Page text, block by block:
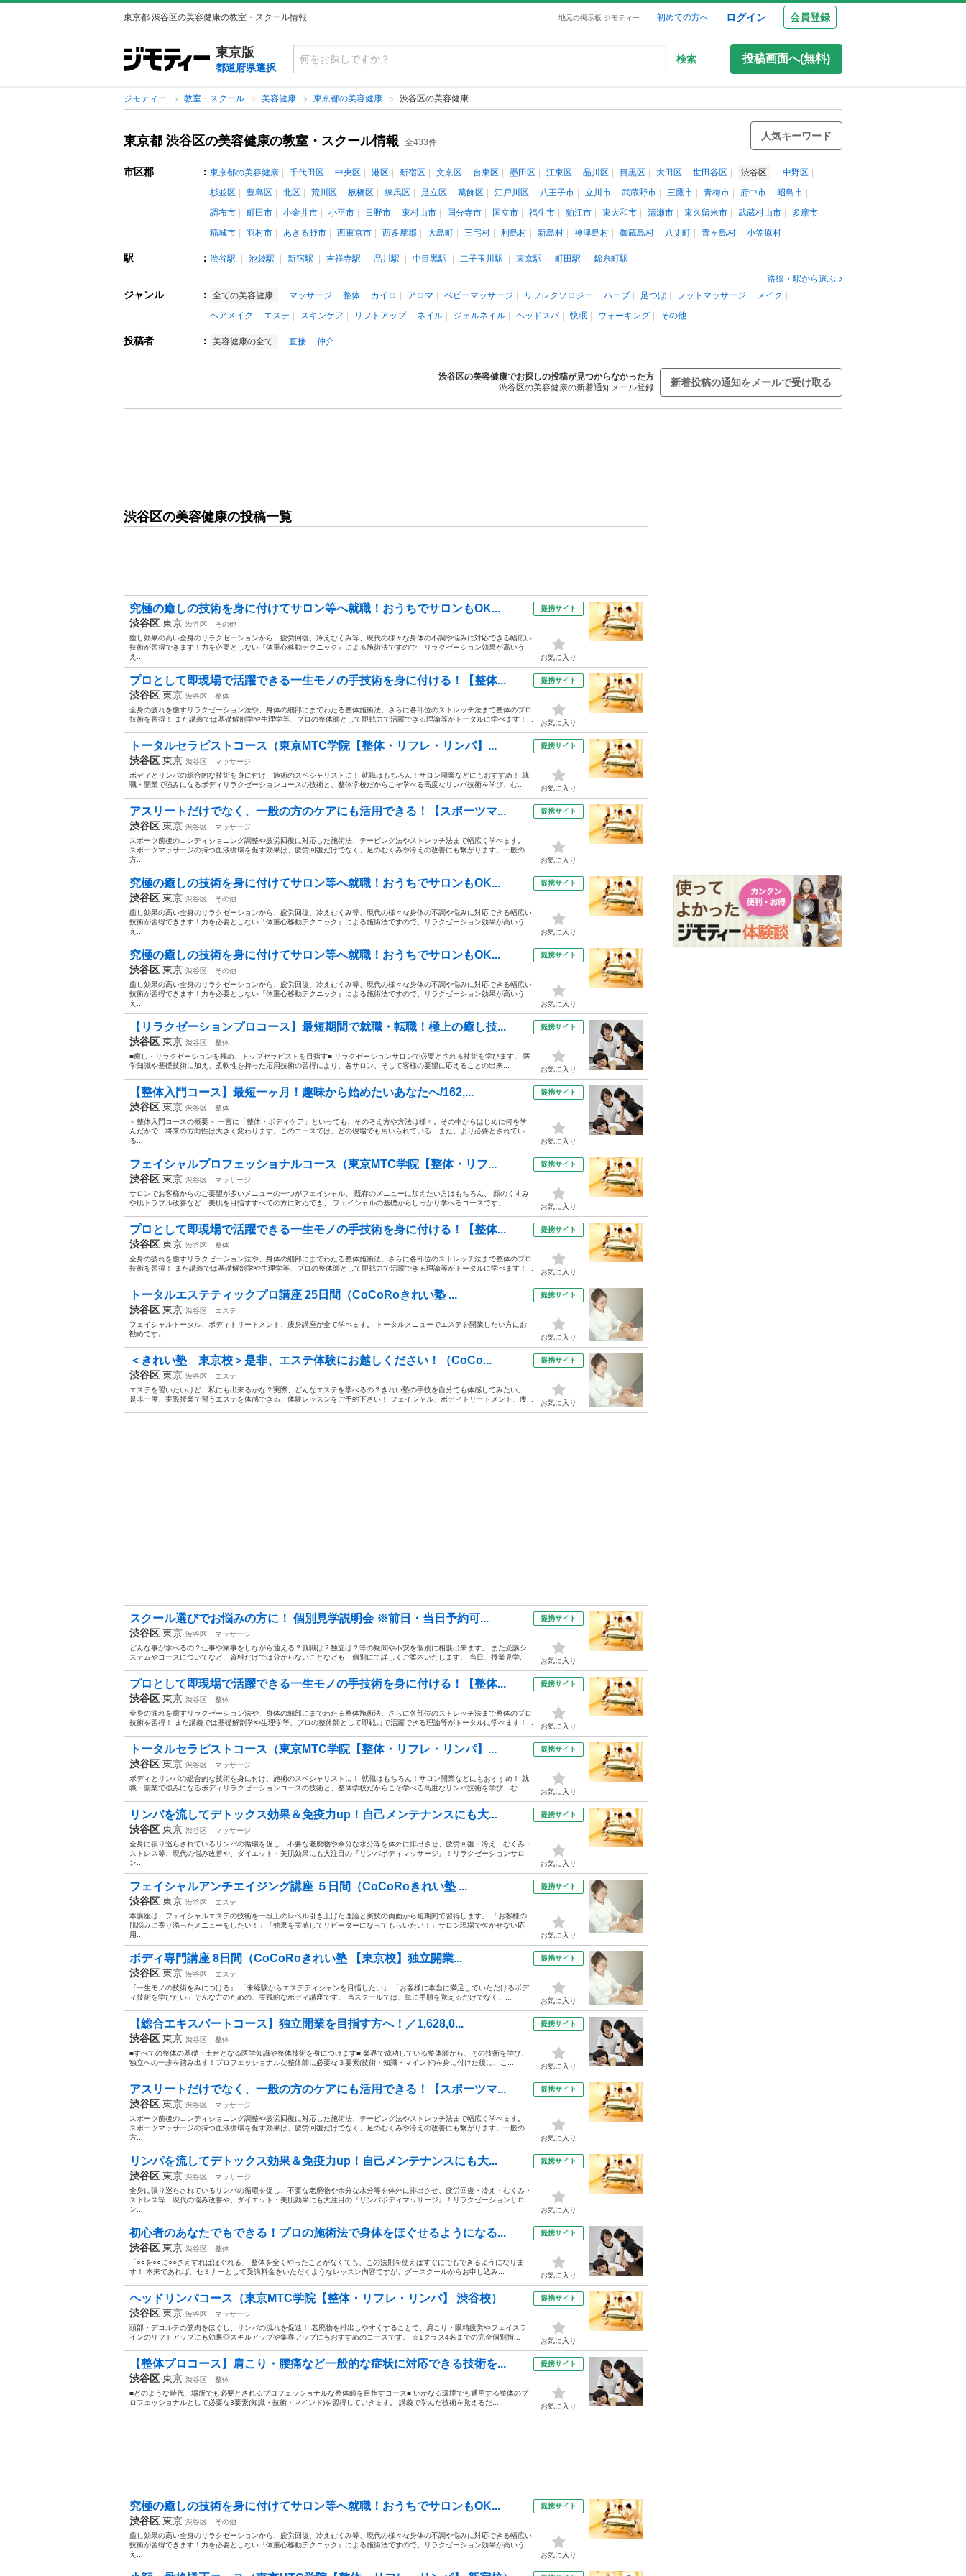
東京都 渋谷区の美容健康の教室・スクール情報 地元の掲示板 ジモティー 初めての方へ ログイン 会員登録
東京版
都道府県選択
検索 投稿画面へ(無料)
ジモティー 教室・スクール 美容健康 東京都の美容健康 渋谷区の美容健康
東京都 渋谷区の美容健康の教室・スクール情報 全433件
人気キーワード
市区郡 ： 東京都の美容健康 千代田区 中央区 港区 新宿区 文京区 台東区 墨田区 江東区 品川区 目黒区 大田区 世田谷区 渋谷区
中野区
杉並区
豊島区 北区 荒川区 板橋区 練馬区 足立区 葛飾区 江戸川区 八王子市 立川市 武蔵野市 三鷹市 青梅市 府中市
昭島市
調布市
町田市 小金井市 小平市 日野市 東村山市 国分寺市 国立市 福生市 狛江市 東大和市 清瀬市 東久留米市 武蔵村山市
多摩市
稲城市
羽村市 あきる野市 西東京市 西多摩郡 大島町 三宅村 利島村 新島村 神津島村 御蔵島村 八丈町 青ヶ島村 小笠原村
駅 ： 渋谷駅 池袋駅 新宿駅 吉祥寺駅 品川駅 中目黒駅 二子玉川駅 東京駅 町田駅
錦糸町駅
路線・駅から選ぶ
ジャンル ： 全ての美容健康 マッサージ 整体 カイロ アロマ ベビーマッサージ リフレクソロジー ハーブ 足つぼ フットマッサージ
メイク
ヘアメイク
エステ スキンケア リフトアップ ネイル ジェルネイル ヘッドスパ 快眠 ウォーキング その他
投稿者 ： 美容健康の全て 直接 仲介
渋谷区の美容健康でお探しの投稿が見つからなかった方
渋谷区の美容健康の新着通知メール登録
新着投稿の通知をメールで受け取る
渋谷区の美容健康の投稿一覧
究極の癒しの技術を身に付けてサロン等へ就職！おうちでサロンもOK...
渋谷区 東京 渋谷区
その他
癒し効果の高い全身のリラクゼーションから、疲労回復、冷えむくみ等、現代の様々な身体の不調や悩みに対応できる幅広い
技術が習得できます！力を必要としない『体重心移動テクニック』による施術法ですので、リラクゼーション効果が高いう
え...
提携サイト
お気に入り
プロとして即現場で活躍できる一生モノの手技術を身に付ける！【整体...
渋谷区 東京 渋谷区
整体
全身の疲れを癒すリラクゼーション法や、身体の細部にまでわたる整体施術法。さらに各部位のストレッチ法まで整体のプロ
技術を習得！ また講義では基礎解剖学や生理学等、プロの整体師として即戦力で活躍できる理論等がトータルに学べます！...
提携サイト
お気に入り
トータルセラピストコース（東京MTC学院【整体・リフレ・リンパ】...
渋谷区 東京 渋谷区
マッサージ
ボディとリンパの総合的な技術を身に付け、施術のスペシャリストに！ 就職はもちろん！サロン開業などにもおすすめ！ 就
職・開業で強みになるボディリラクゼーションコースの技術と、整体学校だからこそ学べる高度なリンパ技術を学び、む...
提携サイト
お気に入り
アスリートだけでなく、一般の方のケアにも活用できる！【スポーツマ...
渋谷区 東京 渋谷区
マッサージ
スポーツ前後のコンディショニング調整や疲労回復に対応した施術法、テーピング法やストレッチ法まで幅広く学べます。
スポーツマッサージの持つ血液循環を促す効果は、疲労回復だけでなく、足のむくみや冷えの改善にも繋がります。一般の
方...
提携サイト
お気に入り
究極の癒しの技術を身に付けてサロン等へ就職！おうちでサロンもOK...
渋谷区 東京 渋谷区
その他
癒し効果の高い全身のリラクゼーションから、疲労回復、冷えむくみ等、現代の様々な身体の不調や悩みに対応できる幅広い
技術が習得できます！力を必要としない『体重心移動テクニック』による施術法ですので、リラクゼーション効果が高いう
え...
提携サイト
お気に入り
究極の癒しの技術を身に付けてサロン等へ就職！おうちでサロンもOK...
渋谷区 東京 渋谷区
その他
癒し効果の高い全身のリラクゼーションから、疲労回復、冷えむくみ等、現代の様々な身体の不調や悩みに対応できる幅広い
技術が習得できます！力を必要としない『体重心移動テクニック』による施術法ですので、リラクゼーション効果が高いう
え...
提携サイト
お気に入り
【リラクゼーションプロコース】最短期間で就職・転職！極上の癒し技...
渋谷区 東京 渋谷区
整体
■癒し・リラクゼーションを極め、トップセラピストを目指す■ リラクゼーションサロンで必要とされる技術を学びます。 医
学知識や基礎技術に加え、柔軟性を持った応用技術の習得により、各サロン、そして客様の要望に応えることの出来...
提携サイト
お気に入り
【整体入門コース】最短一ヶ月！趣味から始めたいあなたへ/162,...
渋谷区 東京 渋谷区
整体
＜整体入門コースの概要＞ 一言に「整体・ボディケア」といっても、その考え方や方法は様々。その中からはじめに何を学
んだかで、将来の方向性は大きく変わります。このコースでは、どの現場でも用いられている、また、より必要とされてい
る...
提携サイト
お気に入り
フェイシャルプロフェッショナルコース（東京MTC学院【整体・リフ...
渋谷区 東京 渋谷区
マッサージ
サロンでお客様からのご要望が多いメニューの一つがフェイシャル。 既存のメニューに加えたい方はもちろん、 顔のくすみ
や肌トラブル改善など、美肌を目指すすべての方に対応でき、 フェイシャルの基礎からしっかり学べるコースです。 ...
提携サイト
お気に入り
プロとして即現場で活躍できる一生モノの手技術を身に付ける！【整体...
渋谷区 東京 渋谷区
整体
全身の疲れを癒すリラクゼーション法や、身体の細部にまでわたる整体施術法。さらに各部位のストレッチ法まで整体のプロ
技術を習得！ また講義では基礎解剖学や生理学等、プロの整体師として即戦力で活躍できる理論等がトータルに学べます！...
提携サイト
お気に入り
トータルエステティックプロ講座 25日間（CoCoRoきれい塾 ...
渋谷区 東京 渋谷区
エステ
フェイシャルトータル、ボディトリートメント、痩身講座が全て学べます。 トータルメニューでエステを開業したい方にお
勧めです。
提携サイト
お気に入り
＜きれい塾 東京校＞是非、エステ体験にお越しください！（CoCo...
渋谷区 東京 渋谷区
エステ
エステを習いたいけど、私にも出来るかな？実際、どんなエステを学べるの？きれい塾の手技を自分でも体感してみたい。
是非一度、実際授業で習うエステを体感できる、体験レッスンをご予約下さい！ フェイシャル、ボディトリートメント、痩...
提携サイト
お気に入り
スクール選びでお悩みの方に！ 個別見学説明会 ※前日・当日予約可...
渋谷区 東京 渋谷区
マッサージ
どんな事が学べるの？仕事や家事をしながら通える？就職は？独立は？等の疑問や不安を個別に相談出来ます。 また受講シ
ステムやコースについてなど、資料だけでは分からないことなども、個別にて詳しくご案内いたします。 当日、授業見学...
提携サイト
お気に入り
プロとして即現場で活躍できる一生モノの手技術を身に付ける！【整体...
渋谷区 東京 渋谷区
整体
全身の疲れを癒すリラクゼーション法や、身体の細部にまでわたる整体施術法。さらに各部位のストレッチ法まで整体のプロ
技術を習得！ また講義では基礎解剖学や生理学等、プロの整体師として即戦力で活躍できる理論等がトータルに学べます！...
提携サイト
お気に入り
トータルセラピストコース（東京MTC学院【整体・リフレ・リンパ】...
渋谷区 東京 渋谷区
マッサージ
ボディとリンパの総合的な技術を身に付け、施術のスペシャリストに！ 就職はもちろん！サロン開業などにもおすすめ！ 就
職・開業で強みになるボディリラクゼーションコースの技術と、整体学校だからこそ学べる高度なリンパ技術を学び、む...
提携サイト
お気に入り
リンパを流してデトックス効果＆免疫力up！自己メンテナンスにも大...
渋谷区 東京 渋谷区
マッサージ
全身に張り巡らされているリンパの循環を促し、不要な老廃物や余分な水分等を体外に排出させ、疲労回復・冷え・むくみ・
ストレス等、現代の悩み改善や、ダイエット・美肌効果にも大注目の『リンパボディマッサージ』！リラクゼーションサロ
ン...
提携サイト
お気に入り
フェイシャルアンチエイジング講座 ５日間（CoCoRoきれい塾 ...
渋谷区 東京 渋谷区
エステ
本講座は、フェイシャルエステの技術を一段上のレベル引き上げた理論と実技の両面から短期間で習得します。 「お客様の
肌悩みに寄り添ったメニューをしたい！」「効果を実感してリピーターになってもらいたい！」サロン現場で欠かせない応
用...
提携サイト
お気に入り
ボディ専門講座 8日間（CoCoRoきれい塾 【東京校】独立開業...
渋谷区 東京 渋谷区
エステ
『一生モノの技術をみにつける』 「未経験からエステティシャンを目指したい」 「お客様に本当に満足していただけるボデ
ィ技術を学びたい」そんな方のための、実践的なボディ講座です。 当スクールでは、単に手順を覚えるだけでなく、...
提携サイト
お気に入り
【総合エキスパートコース】独立開業を目指す方へ！／1,628,0...
渋谷区 東京 渋谷区
整体
■すべての整体の基礎・土台となる医学知識や整体技術を身につけます■ 業界で成功している整体師から、その技術を学び、
独立への一歩を踏み出す！プロフェッショナルな整体師に必要な３要素(技術・知識・マインド)を身に付けた後に、こ...
提携サイト
お気に入り
アスリートだけでなく、一般の方のケアにも活用できる！【スポーツマ...
渋谷区 東京 渋谷区
マッサージ
スポーツ前後のコンディショニング調整や疲労回復に対応した施術法、テーピング法やストレッチ法まで幅広く学べます。
スポーツマッサージの持つ血液循環を促す効果は、疲労回復だけでなく、足のむくみや冷えの改善にも繋がります。一般の
方...
提携サイト
お気に入り
リンパを流してデトックス効果＆免疫力up！自己メンテナンスにも大...
渋谷区 東京 渋谷区
マッサージ
全身に張り巡らされているリンパの循環を促し、不要な老廃物や余分な水分等を体外に排出させ、疲労回復・冷え・むくみ・
ストレス等、現代の悩み改善や、ダイエット・美肌効果にも大注目の『リンパボディマッサージ』！リラクゼーションサロ
ン...
提携サイト
お気に入り
初心者のあなたでもできる！プロの施術法で身体をほぐせるようになる...
渋谷区 東京 渋谷区
整体
「○○を○○に○○さえすればほぐれる」 整体を全くやったことがなくても、この法則を使えばすぐにでもできるようになりま
す！ 本来であれば、セミナーとして受講料金をいただくようなレッスン内容ですが、グースクールからお申し込み...
提携サイト
お気に入り
ヘッドリンパコース（東京MTC学院【整体・リフレ・リンパ】 渋谷校）
渋谷区 東京 渋谷区
マッサージ
頭部・デコルテの筋肉をほぐし、リンパの流れを促進！ 老廃物を排出しやすくすることで、肩こり・眼精疲労やフェイスラ
インのリフトアップにも効果◎スキルアップや集客アップにもおすすめのコースです。 ☆1クラス4名までの完全個別指...
提携サイト
お気に入り
【整体プロコース】肩こり・腰痛など一般的な症状に対応できる技術を...
渋谷区 東京 渋谷区
整体
■どのような時代、場所でも必要とされるプロフェッショナルな整体師を目指すコース■ いかなる環境でも通用する整体のプ
ロフェッショナルとして必要な3要素(知識・技術・マインド)を習得していきます。 講義で学んだ技術を覚えるだ...
提携サイト
お気に入り
究極の癒しの技術を身に付けてサロン等へ就職！おうちでサロンもOK...
渋谷区 東京 渋谷区
その他
癒し効果の高い全身のリラクゼーションから、疲労回復、冷えむくみ等、現代の様々な身体の不調や悩みに対応できる幅広い
技術が習得できます！力を必要としない『体重心移動テクニック』による施術法ですので、リラクゼーション効果が高いう
え...
提携サイト
お気に入り